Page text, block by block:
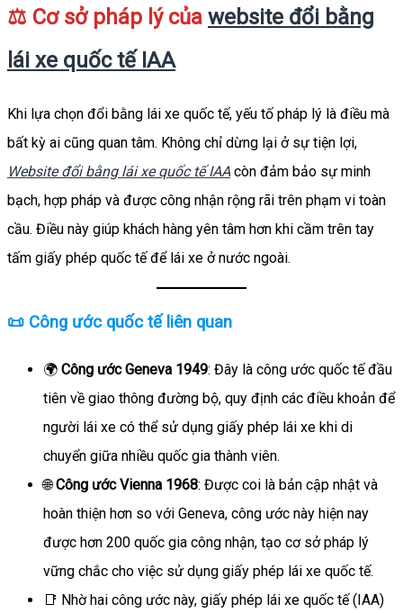
⚖️ Cơ sở pháp lý của website đổi bằng
lái xe quốc tế IAA
Khi lựa chọn đổi bằng lái xe quốc tế, yếu tố pháp lý là điều mà
bất kỳ ai cũng quan tâm. Không chỉ dừng lại ở sự tiện lợi,
Website đổi bằng lái xe quốc tế IAA còn đảm bảo sự minh
bạch, hợp pháp và được công nhận rộng rãi trên phạm vi toàn
cầu. Điều này giúp khách hàng yên tâm hơn khi cầm trên tay
tấm giấy phép quốc tế để lái xe ở nước ngoài.
📜 Công ước quốc tế liên quan
🌍 Công ước Geneva 1949: Đây là công ước quốc tế đầu
tiên về giao thông đường bộ, quy định các điều khoản để
người lái xe có thể sử dụng giấy phép lái xe khi di
chuyển giữa nhiều quốc gia thành viên.
🌐Công ước Vienna 1968: Được coi là bản cập nhật và
hoàn thiện hơn so với Geneva, công ước này hiện nay
được hơn 200 quốc gia công nhận, tạo cơ sở pháp lý
vững chắc cho việc sử dụng giấy phép lái xe quốc tế.
📑 Nhờ hai công ước này, giấy phép lái xe quốc tế (IAA)